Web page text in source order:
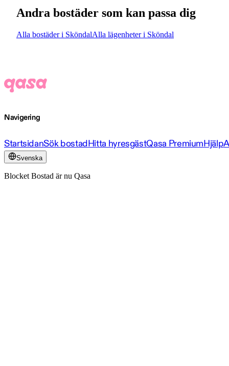
Andra bostäder som kan passa dig
Alla bostäder i SköndalAlla lägenheter i Sköndal
Navigering
StartsidanSök bostadHitta hyresgästQasa PremiumHjälp
Svenska
Blocket Bostad är nu Qasa